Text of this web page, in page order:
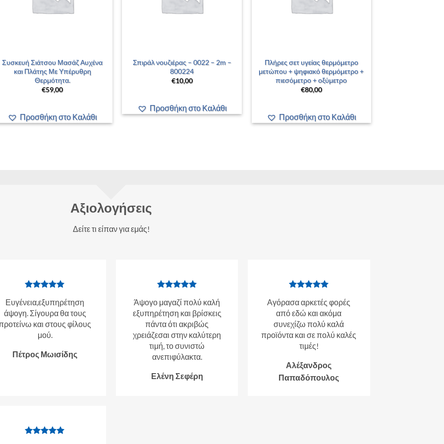
Συσκευή Σιάτσου Μασάζ Αυχένα
και Πλάτης Με Υπέρυθρη
Θερμότητα.
€59,00
Προσθήκη στο Καλάθι
Σπιράλ νουζιέρας – 0022 – 2m –
800224
€10,00
Προσθήκη στο Καλάθι
Πλήρες σετ υγείας θερμόμετρο
μετώπου + ψηφιακό θερμόμετρο +
πιεσόμετρο + οξύμετρο
€80,00
Προσθήκη στο Καλάθι
Αξιολογήσεις
Δείτε τι είπαν για εμάς!
Ευγένεια,εξυπηρέτηση
άψογη. Σίγουρα θα τους
και στους φίλους
μού.
Πέτρος Μωισίδης
Άψογο μαγαζί πολύ καλή
εξυπηρέτηση και βρίσκεις
πάντα ότι ακριβώς
χρειάζεσαι στην καλύτερη
τιμή, το συνιστώ
ανεπιφύλακτα.
Ελένη Σεφέρη
Αγόρασα αρκετές φορές
από εδώ και ακόμα
συνεχίζω πολύ καλά
προϊόντα και σε πολύ καλές
τιμές!
Αλέξανδρος
Παπαδόπουλος